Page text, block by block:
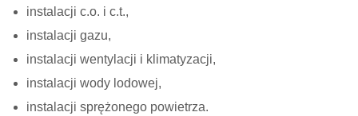
instalacji c.o. i c.t.,
instalacji gazu,
instalacji wentylacji i klimatyzacji,
instalacji wody lodowej,
instalacji sprężonego powietrza.